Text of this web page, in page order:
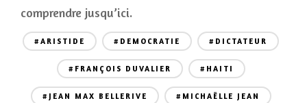
comprendre jusqu’ici.
#ARISTIDE #DEMOCRATIE #DICTATEUR
#FRANÇOIS DUVALIER #HAITI
#JEAN MAX BELLERIVE #MICHAËLLE JEAN